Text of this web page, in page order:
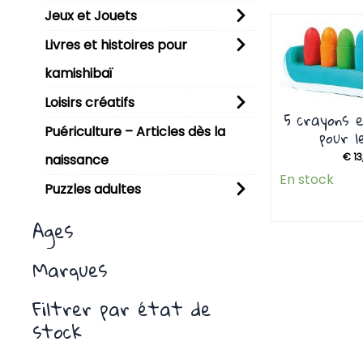
Jeux et Jouets
Livres et histoires pour
kamishibaï
Loisirs créatifs
Puériculture – Articles dès la
naissance
Puzzles adultes
Ages
Marques
Filtrer par état de
stock
5 crayons
pour
€
En stock